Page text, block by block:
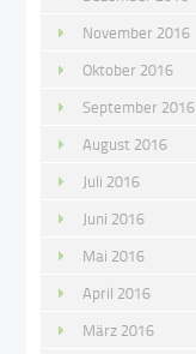
November 2016
Oktober 2016
September 2016
August 2016
Juli 2016
Juni 2016
Mai 2016
April 2016
März 2016